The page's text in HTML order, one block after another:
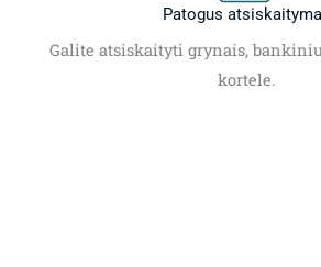
Patogus
Galite atsiskaityti grynais,
kortele.